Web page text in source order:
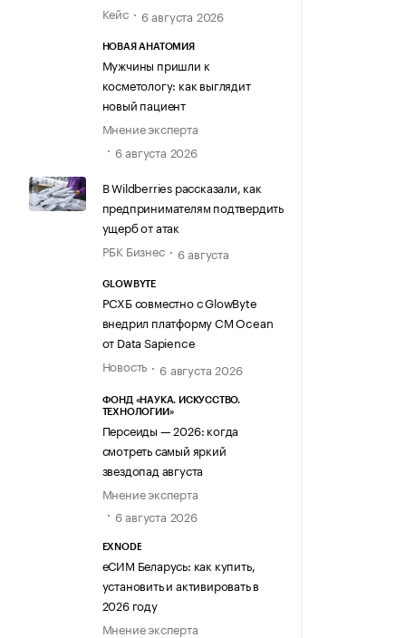
Кейс
6 августа 2026
НОВАЯ АНАТОМИЯ
Мужчины пришли к
косметологу: как выглядит
новый пациент
Мнение эксперта
6 августа 2026
В Wildberries рассказали, как
предпринимателям подтвердить
ущерб от атак
РБК Бизнес
6 августа
GLOWBYTE
РСХБ совместно с GlowByte
внедрил платформу CM Ocean
от Data Sapience
Новость
6 августа 2026
ФОНД «НАУКА. ИСКУССТВО.
ТЕХНОЛОГИИ»
Персеиды — 2026: когда
смотреть самый яркий
звездопад августа
Мнение эксперта
6 августа 2026
EXNODE
еСИМ Беларусь: как купить,
установить и активировать в
2026 году
Мнение эксперта